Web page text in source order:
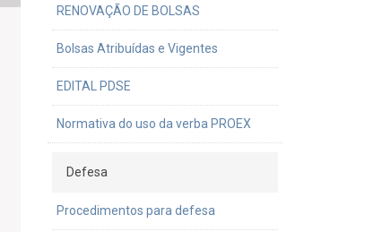
RENOVAÇÃO DE BOLSAS
Bolsas Atribuídas e Vigentes
EDITAL PDSE
Normativa do uso da verba PROEX
Defesa
Procedimentos para defesa